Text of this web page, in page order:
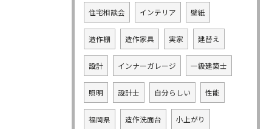
住宅相談会 インテリア 壁紙
造作棚 造作家具 実家 建替え
設計 インナーガレージ 一級建築士
照明 設計士 自分らしい 性能
福岡県 造作洗面台 小上がり